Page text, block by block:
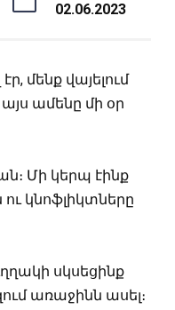
02.06.2023
մենք վայելում
ամենը մի օր
Մի կերպ էինք
ու կնոֆլիկտները
սկսեցինք
առաջինն ասել։